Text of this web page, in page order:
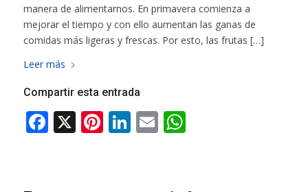
manera de alimentarnos. En primavera comienza a
mejorar el tiempo y con ello aumentan las ganas de
comidas más ligeras y frescas. Por esto, las frutas […]
Leer más
Compartir esta entrada